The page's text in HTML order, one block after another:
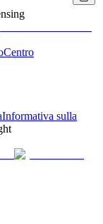
Centro
Informativa sulla